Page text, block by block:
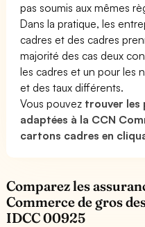
pas soumis aux mêmes
Dans la pratique, les
cadres et des cadres
majorité des cas deux
les cadres et un pour les
et des taux différents.
Vous pouvez trouver les
adaptées à la CCN
cartons cadres en
Comparez les
Commerce de gros
IDCC 00925